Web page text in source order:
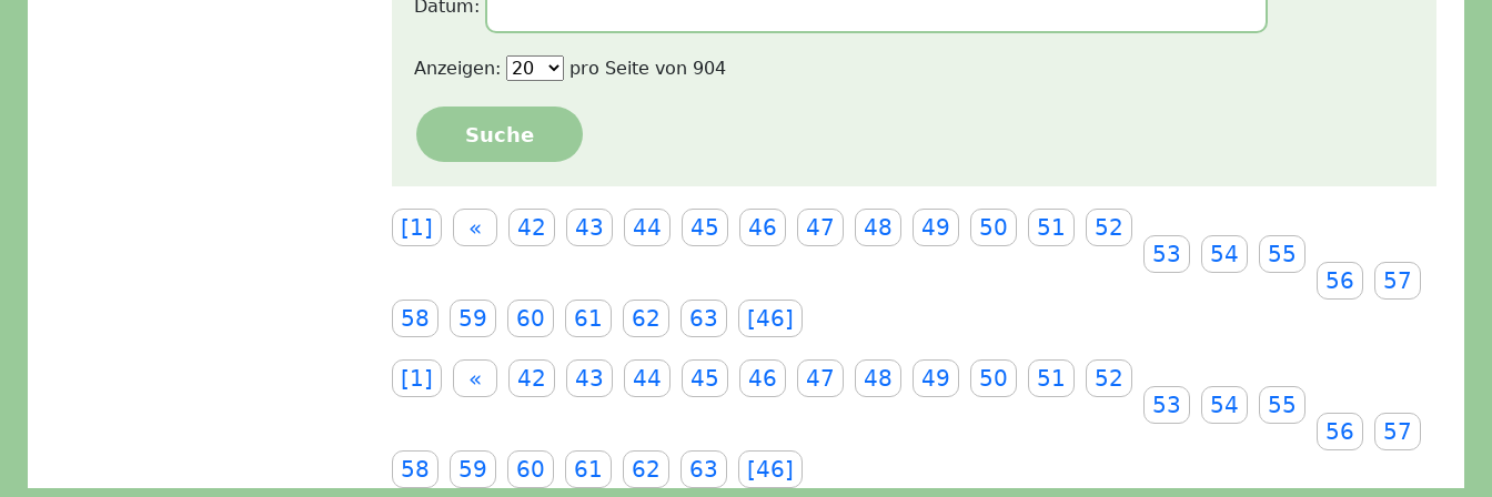
Datum:
Anzeigen: pro Seite von 904
Suche
[1] « 42 43 44 45 46 47 48 49 50 51
52
53
54
55
56
57
58
59 60 61 62 63 [46]
[1] « 42 43 44 45 46 47 48 49 50 51
52
53
54
55
56
57
58
59 60 61 62 63 [46]